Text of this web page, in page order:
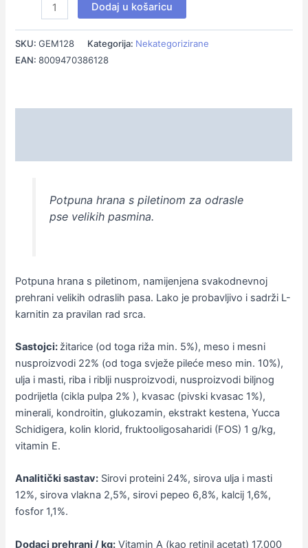
Dodaj u košaricu
SKU:GEM128 Kategorija: Nekategorizirane
EAN:8009470386128
Potpuna hrana s piletinom za odrasle
pse velikih pasmina.
Potpuna hrana s piletinom, namijenjena svakodnevnoj
prehrani velikih odraslih pasa. Lako je probavljivo i sadrži L-
karnitin za pravilan rad srca.
Sastojci:žitarice (od toga riža min. 5%), meso i mesni
nusproizvodi 22% (od toga svježe pileće meso min. 10%),
ulja i masti, riba i riblji nusproizvodi, nusproizvodi biljnog
podrijetla (cikla pulpa 2% ), kvasac (pivski kvasac 1%),
minerali, kondroitin, glukozamin, ekstrakt kestena, Yucca
Schidigera, kolin klorid, fruktooligosaharidi (FOS) 1 g/kg,
vitamin E.
Analitički sastav: Sirovi proteini 24%, sirova ulja i masti
12%, sirova vlakna 2,5%, sirovi pepeo 6,8%, kalcij 1,6%,
fosfor 1,1%.
Dodaci prehrani / kg: Vitamin A (kao retinil acetat) 17.000